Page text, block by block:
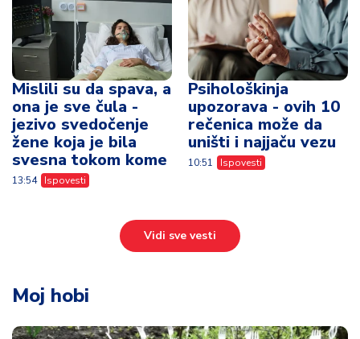
Mislili su da spava, a
ona je sve čula -
jezivo svedočenje
žene koja je bila
svesna tokom kome
13:54 Ispovesti
Psihološkinja
upozorava - ovih 10
rečenica može da
uništi i najjaču vezu
10:51 Ispovesti
Vidi sve vesti
Moj hobi